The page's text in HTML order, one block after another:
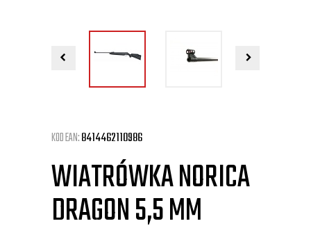
KOD EAN:8414462110986
WIATRÓWKA NORICA
DRAGON 5,5 MM